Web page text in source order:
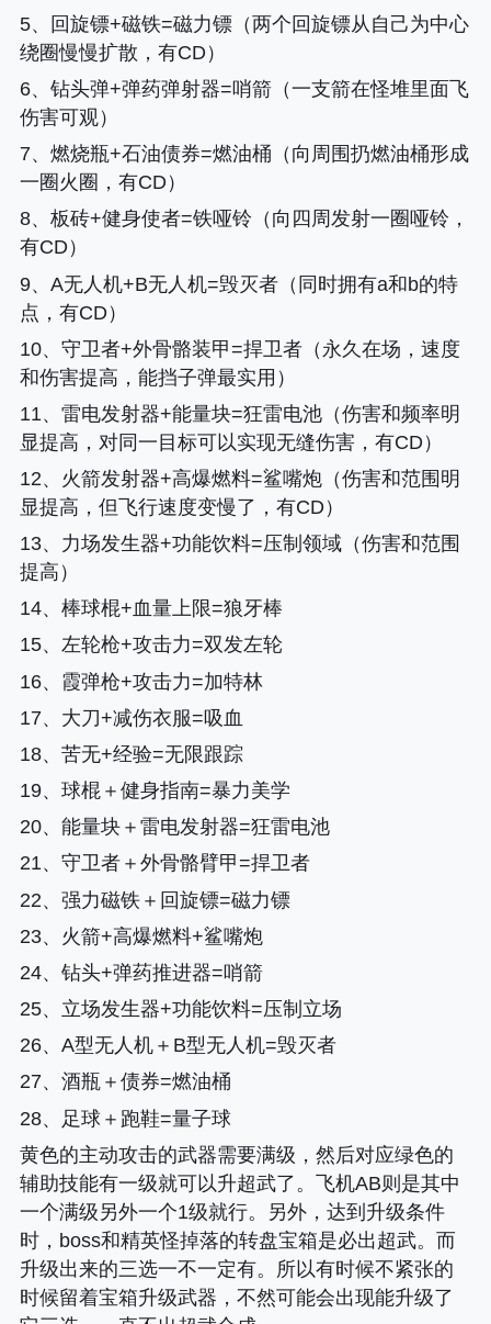
5、回旋镖+磁铁=磁力镖（两个回旋镖从自己为中心
绕圈慢慢扩散，有CD）
6、钻头弹+弹药弹射器=哨箭（一支箭在怪堆里面飞
伤害可观）
7、燃烧瓶+石油债券=燃油桶（向周围扔燃油桶形成
一圈火圈，有CD）
8、板砖+健身使者=铁哑铃（向四周发射一圈哑铃，
有CD）
9、A无人机+B无人机=毁灭者（同时拥有a和b的特
点，有CD）
10、守卫者+外骨骼装甲=捍卫者（永久在场，速度
和伤害提高，能挡子弹最实用）
11、雷电发射器+能量块=狂雷电池（伤害和频率明
显提高，对同一目标可以实现无缝伤害，有CD）
12、火箭发射器+高爆燃料=鲨嘴炮（伤害和范围明
显提高，但飞行速度变慢了，有CD）
13、力场发生器+功能饮料=压制领域（伤害和范围
提高）
14、棒球棍+血量上限=狼牙棒
15、左轮枪+攻击力=双发左轮
16、霞弹枪+攻击力=加特林
17、大刀+减伤衣服=吸血
18、苦无+经验=无限跟踪
19、球棍＋健身指南=暴力美学
20、能量块＋雷电发射器=狂雷电池
21、守卫者＋外骨骼臂甲=捍卫者
22、强力磁铁＋回旋镖=磁力镖
23、火箭+高爆燃料+鲨嘴炮
24、钻头+弹药推进器=哨箭
25、立场发生器+功能饮料=压制立场
26、A型无人机＋B型无人机=毁灭者
27、酒瓶＋债券=燃油桶
28、足球＋跑鞋=量子球
黄色的主动攻击的武器需要满级，然后对应绿色的
辅助技能有一级就可以升超武了。飞机AB则是其中
一个满级另外一个1级就行。另外，达到升级条件
时，boss和精英怪掉落的转盘宝箱是必出超武。而
升级出来的三选一不一定有。所以有时候不紧张的
时候留着宝箱升级武器，不然可能会出现能升级了